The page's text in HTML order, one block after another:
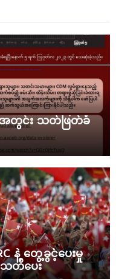
တွင်း သတ်ဖြတ်ခံ
နဲ့ တွေ့ခွင့်ပေးမှု
သတိပေး